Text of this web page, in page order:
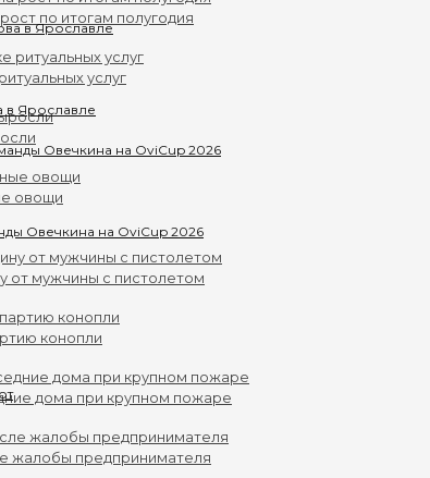
по итогам полугодия
услуг
овощи
от мужчины с пистолетом
конопли
дома при крупном пожаре
жалобы предпринимателя
в Ярославле
Овечкина на OviCup 2026